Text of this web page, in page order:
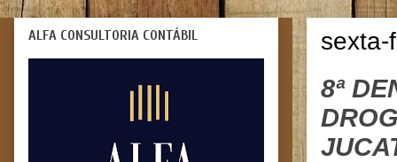
sexta-
8ª
ALFA CONSULTORIA CONTÁBIL